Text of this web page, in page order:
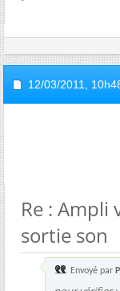
12/03/2011,
Re : Ampli
sortie son
Envoyé par